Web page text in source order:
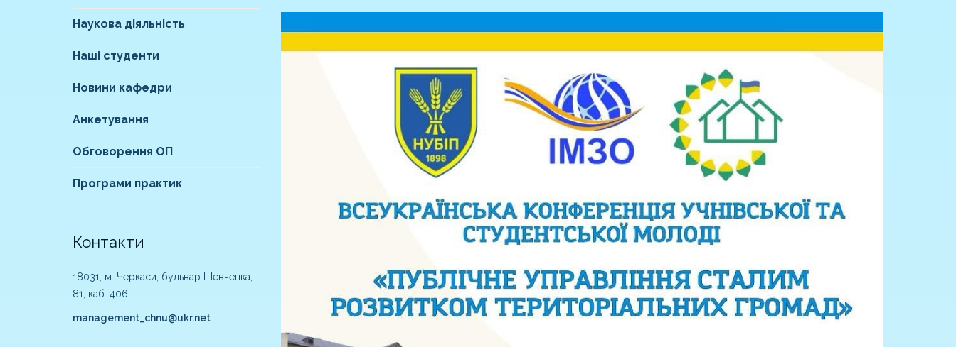
Наукова діяльність
Наші студенти
Новини кафедри
Анкетування
Обговорення ОП
Програми практик
Контакти
18031, м. Черкаси, бульвар Шевченка,
81, каб. 406
management_chnu@ukr.net